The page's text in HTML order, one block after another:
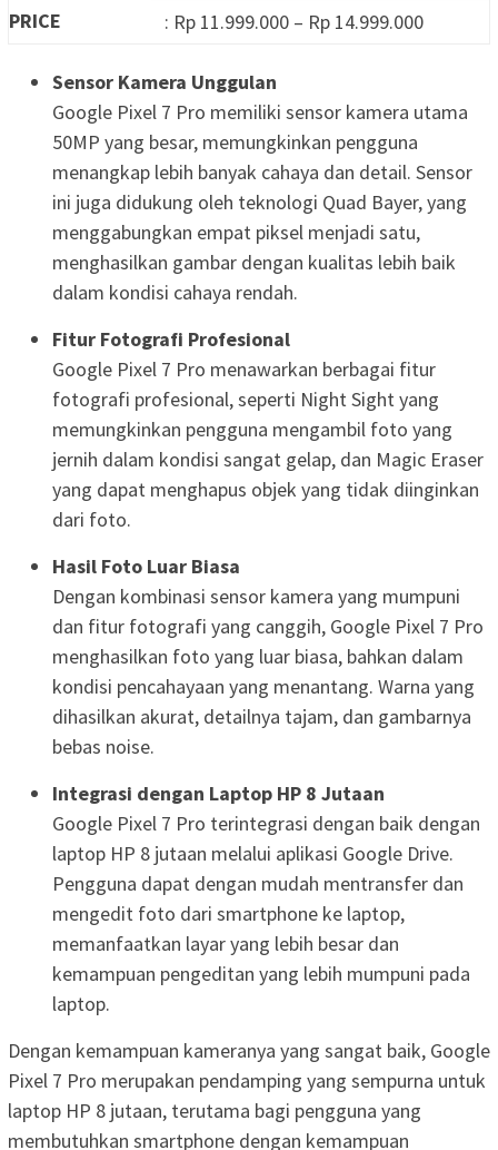
PRICE
: Rp 11.999.000 – Rp 14.999.000
Sensor Kamera Unggulan
Google Pixel 7 Pro memiliki sensor kamera utama
50MP yang besar, memungkinkan pengguna
menangkap lebih banyak cahaya dan detail. Sensor
ini juga didukung oleh teknologi Quad Bayer, yang
menggabungkan empat piksel menjadi satu,
menghasilkan gambar dengan kualitas lebih baik
dalam kondisi cahaya rendah.
Fitur Fotografi Profesional
Google Pixel 7 Pro menawarkan berbagai fitur
fotografi profesional, seperti Night Sight yang
memungkinkan pengguna mengambil foto yang
jernih dalam kondisi sangat gelap, dan Magic Eraser
yang dapat menghapus objek yang tidak diinginkan
dari foto.
Hasil Foto Luar Biasa
Dengan kombinasi sensor kamera yang mumpuni
dan fitur fotografi yang canggih, Google Pixel 7 Pro
menghasilkan foto yang luar biasa, bahkan dalam
kondisi pencahayaan yang menantang. Warna yang
dihasilkan akurat, detailnya tajam, dan gambarnya
bebas noise.
Integrasi dengan Laptop HP 8 Jutaan
Google Pixel 7 Pro terintegrasi dengan baik dengan
laptop HP 8 jutaan melalui aplikasi Google Drive.
Pengguna dapat dengan mudah mentransfer dan
mengedit foto dari smartphone ke laptop,
memanfaatkan layar yang lebih besar dan
kemampuan pengeditan yang lebih mumpuni pada
laptop.
Dengan kemampuan kameranya yang sangat baik, Google
Pixel 7 Pro merupakan pendamping yang sempurna untuk
laptop HP 8 jutaan, terutama bagi pengguna yang
membutuhkan smartphone dengan kemampuan